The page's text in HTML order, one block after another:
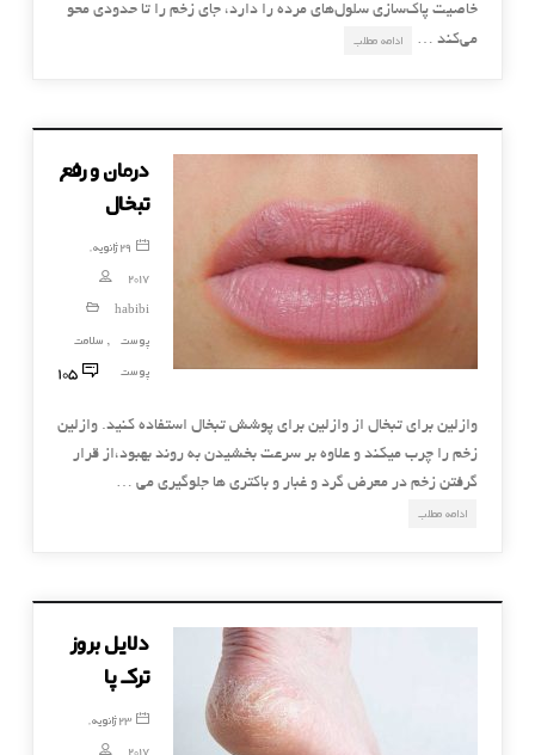
خاصیت پاک‌سازی سلول‌های مرده را دارد، جای زخم را تا حدودی محو
می‌کند …
ادامه مطلب
درمان و رفع
تبخال
29 ژانویه,
2017
habibi
پوست
, سلامت
پوست
105
وازلین برای تبخال از وازلین برای پوشش تبخال استفاده کنید. وازلین
زخم را چرب میکند و علاوه بر سرعت بخشیدن به روند بهبود،از قرار
گرفتن زخم در معرض گرد و غبار و باکتری ها جلوگیری می …
ادامه مطلب
دلایل بروز
ترک پا
23 ژانویه,
2017